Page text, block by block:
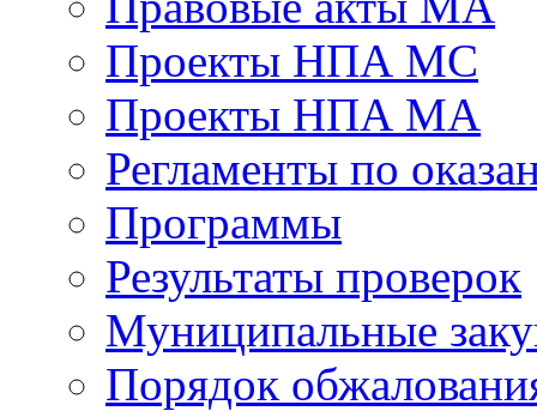
Проекты НПА МС
Проекты НПА МА
Регламенты по
Программы
Результаты проверок
Муниципальные
Порядок